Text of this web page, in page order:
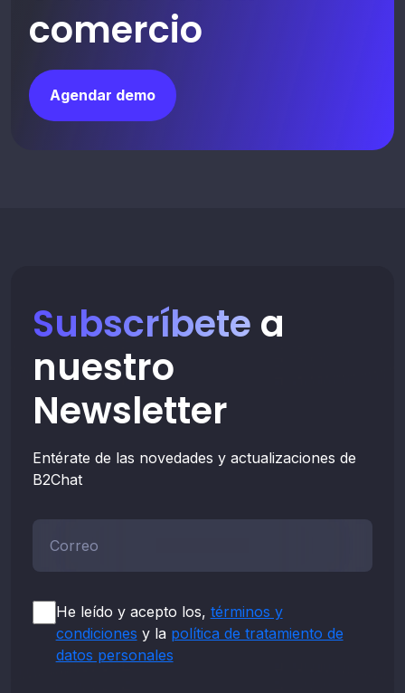
comercio
Agendar demo
Subscríbete a
nuestro
Newsletter
Entérate de las novedades y actualizaciones de
B2Chat
Correo*
He leído y acepto los, términos y
condiciones y la política de tratamiento de
datos personales